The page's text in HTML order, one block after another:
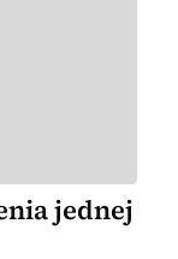
jednej